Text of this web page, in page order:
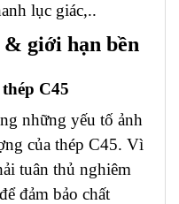
lục giác,..
& giới hạn bền
C45
những yếu tố ảnh
của thép C45. Vì
tuân thủ nghiêm
đảm bảo chất